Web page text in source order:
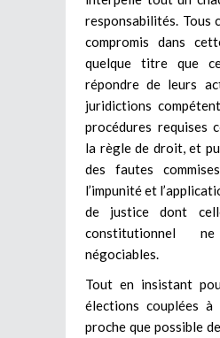
responsabilités. Tous
compromis dans
quelque titre que
répondre de leurs
juridictions
procédures requises
la règle de droit, et
des fautes
l’impunité et
de justice dont
constitutionnel
négociables.
Tout en insistant
élections couplées à
proche que possible